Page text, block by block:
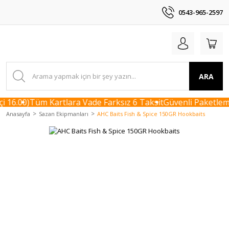
0543-965-2597
ARA
16.00)Tüm Kartlara Vade Farksız 6 TaksitGüvenli
Anasayfa Sazan Ekipmanları AHC Baits Fish & Spice 150GR Hookbaits